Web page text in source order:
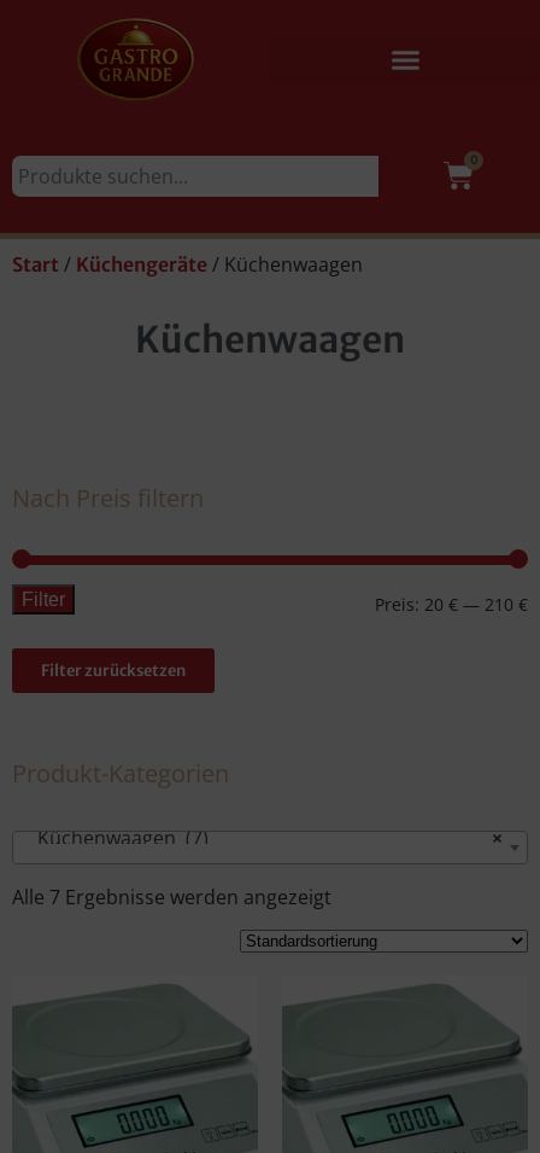
0
Start / Küchengeräte / Küchenwaagen
Küchenwaagen
Nach Preis filtern
Filter Preis: 20 € — 210 €
Filter zurücksetzen
Produkt-Kategorien
×
Küchenwaagen (7)
Alle 7 Ergebnisse werden angezeigt